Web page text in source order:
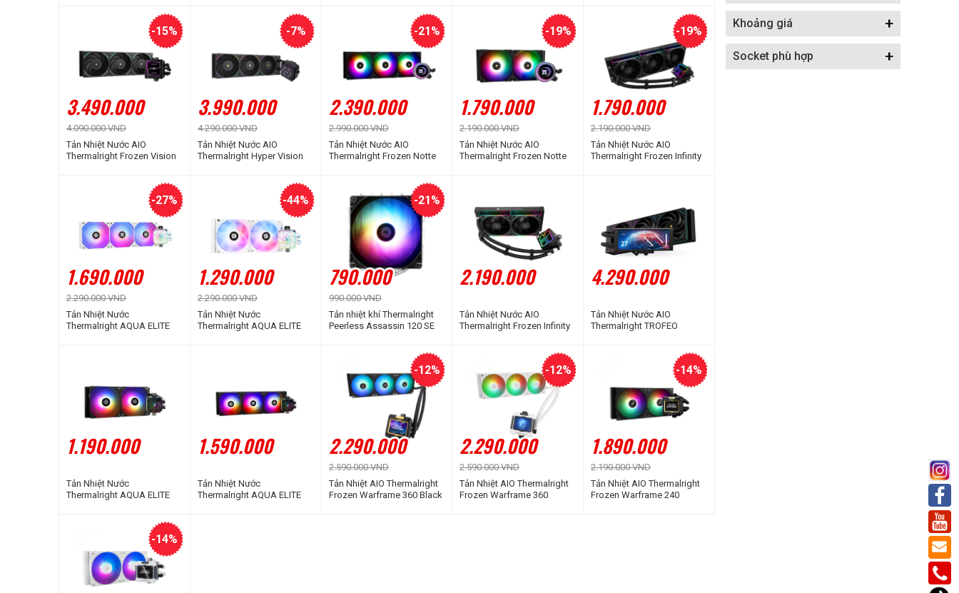
3.490.000
4.090.000 VND
-15%
Tản Nhiệt Nước AIO
Thermalright Frozen Vision
3.990.000
4.290.000 VND
-7%
Tản Nhiệt Nước AIO
Thermalright Hyper Vision
2.390.000
2.990.000 VND
-21%
Tản Nhiệt Nước AIO
Thermalright Frozen Notte
1.790.000
2.190.000 VND
-19%
Tản Nhiệt Nước AIO
Thermalright Frozen Notte
1.790.000
2.190.000 VND
-19%
Tản Nhiệt Nước AIO
Thermalright Frozen Infinity
1.690.000
2.290.000 VND
-27%
Tản Nhiệt Nước
Thermalright AQUA ELITE
1.290.000
2.290.000 VND
-44%
Tản Nhiệt Nước
Thermalright AQUA ELITE
790.000
990.000 VND
-21%
Tản nhiệt khí Thermalright
Peerless Assassin 120 SE
2.190.000
Tản Nhiệt Nước AIO
Thermalright Frozen Infinity
4.290.000
Tản Nhiệt Nước AIO
Thermalright TROFEO
1.190.000
Tản Nhiệt Nước
Thermalright AQUA ELITE
1.590.000
Tản Nhiệt Nước
Thermalright AQUA ELITE
2.290.000
2.590.000 VND
-12%
Tản Nhiệt AIO Thermalright
Frozen Warframe 360 Black
2.290.000
2.590.000 VND
-12%
Tản Nhiệt AIO Thermalright
Frozen Warframe 360
1.890.000
2.190.000 VND
-14%
Tản Nhiệt AIO Thermalright
Frozen Warframe 240
-14%
Khoảng giá +
Socket phù hợp +